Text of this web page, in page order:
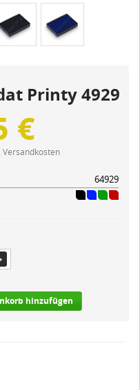
Printy 4929
€
Versandkosten
64929
hinzufügen